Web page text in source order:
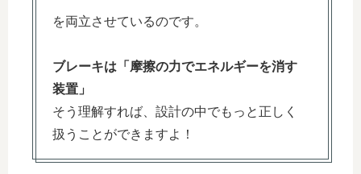
を両立させているのです。
ブレーキは「摩擦の力でエネルギーを消す
装置」
そう理解すれば、設計の中でもっと正しく
扱うことができますよ！